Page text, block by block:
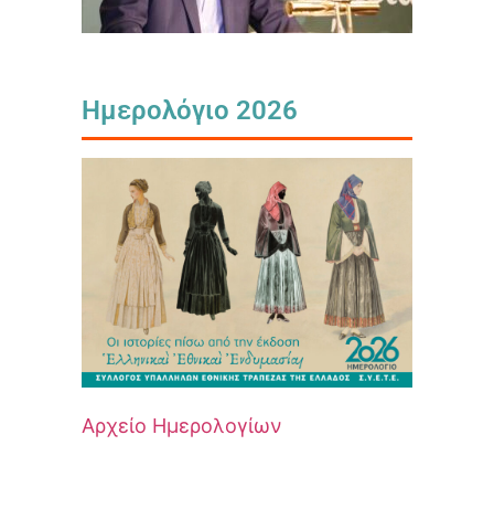
Ημερολόγιο 2026
Αρχείο Ημερολογίων